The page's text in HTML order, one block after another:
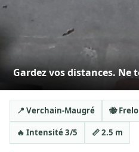
Gardez vos distances. Ne
📍 Verchain-Maugré 🐝
🔥 Intensité 3/5 📏 2.5 m